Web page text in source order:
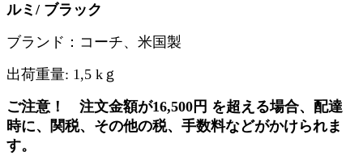
ルミ/ ブラック
ブランド：コーチ、米国製
出荷重量: 1,5 k ｇ
ご注意！
注文金額が16,500 円 を超える場合、配達
時に、関税、その他の税、手数料などがかけられま
す。